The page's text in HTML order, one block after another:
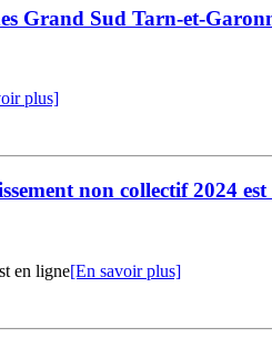
Grand Sud Tarn-et-
plus]
non collectif 2024 est
en ligne[En savoir plus]